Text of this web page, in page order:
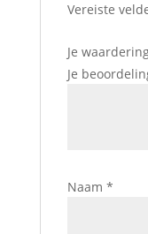
Vereiste
Je
Je
Naam *